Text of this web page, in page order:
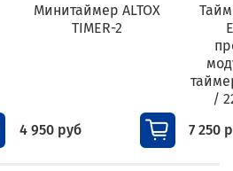
Минитаймер ALTOX
TIMER-2
4 950 руб
/
7 250